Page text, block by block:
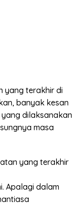
yang terakhir di
banyak kesan
dilaksanakan
masa
yang terakhir
Apalagi dalam